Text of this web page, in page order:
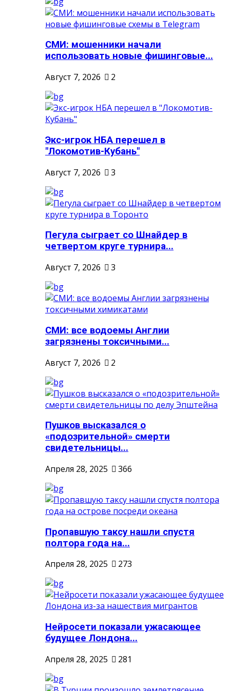
СМИ: мошенники начали
использовать новые фишинговые...
Август 7, 2026
2
Экс-игрок НБА перешел в
"Локомотив-Кубань"
Август 7, 2026
3
Пегула сыграет со Шнайдер в
четвертом круге турнира...
Август 7, 2026
3
СМИ: все водоемы Англии
загрязнены токсичными...
Август 7, 2026
2
Пушков высказался о
«подозрительной» смерти
свидетельницы...
Апреля 28, 2025
366
Пропавшую таксу нашли спустя
полтора года на...
Апреля 28, 2025
273
Нейросети показали ужасающее
будущее Лондона...
Апреля 28, 2025
281